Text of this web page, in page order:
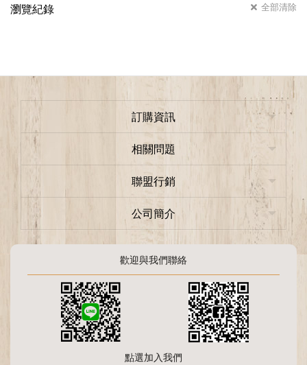
瀏覽紀錄 全部清除
訂購資訊
相關問題
聯盟行銷
公司簡介
歡迎與我們聯絡
點選加入我們